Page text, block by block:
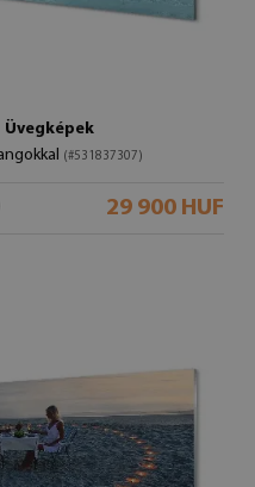
Üvegképek
(#531837307)
29 900 HUF